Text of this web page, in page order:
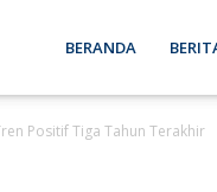
BERANDA
Positif Tiga Tahun Terakhir